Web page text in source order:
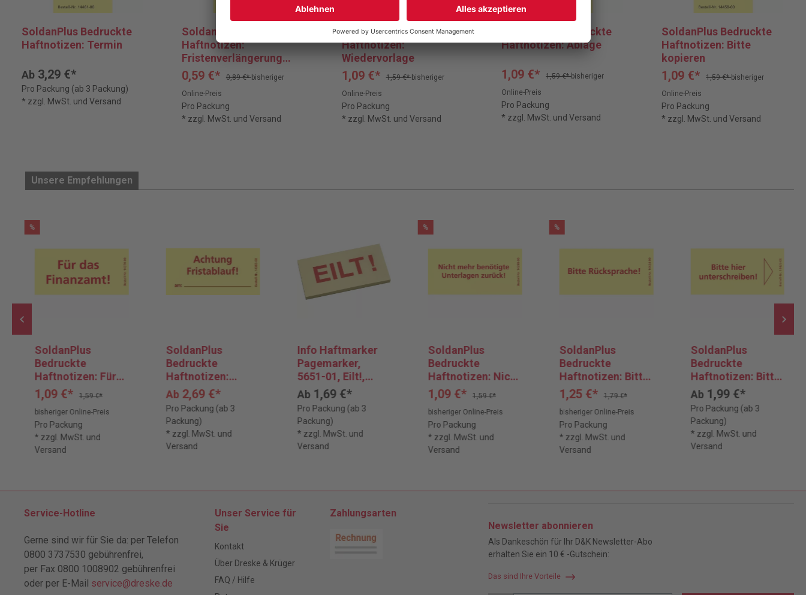
SoldanPlus Bedruckte
Haftnotizen: Termin
Ab 3,29 €*
Pro Packung (ab 3 Packung)
* zzgl. MwSt. und Versand
SoldanPlus Bedruckte
Haftnotizen:
Fristenverlängerung
beantragen
0,59 €* 0,89 €*bisheriger
Online-Preis
Pro Packung
* zzgl. MwSt. und Versand
SoldanPlus Bedruckte
Haftnotizen:
Wiedervorlage
1,09 €* 1,59 €*bisheriger
Online-Preis
Pro Packung
* zzgl. MwSt. und Versand
SoldanPlus Bedruckte
Haftnotizen: Ablage
1,09 €* 1,59 €*bisheriger
Online-Preis
Pro Packung
* zzgl. MwSt. und Versand
SoldanPlus Bedruckte
Haftnotizen: Bitte
kopieren
1,09 €* 1,59 €*bisheriger
Online-Preis
Pro Packung
* zzgl. MwSt. und Versand
Unsere Empfehlungen
%
SoldanPlus
Bedruckte
Haftnotizen: Für
das Finanzamt!
1,09 €*
1,59 €*
bisheriger Online-Preis
Pro Packung
* zzgl. MwSt. und
Versand
SoldanPlus
Bedruckte
Haftnotizen:
Achtung
Fristablauf
Ab 2,69 €*
Pro Packung (ab 3
Packung)
* zzgl. MwSt. und
Versand
Info Haftmarker
Pagemarker,
5651-01, Eilt!,
Papier,
beschriftbar, 3 x
50 Streifen, gelb
Ab 1,69 €*
Pro Packung (ab 3
Packung)
* zzgl. MwSt. und
Versand
%
SoldanPlus
Bedruckte
Haftnotizen: Nicht
mehr benötigte
Unterlagen
zurück!
1,09 €*
1,59 €*
bisheriger Online-Preis
Pro Packung
* zzgl. MwSt. und
Versand
%
SoldanPlus
Bedruckte
Haftnotizen: Bitte
Rücksprache!
1,25 €*
1,79 €*
bisheriger Online-Preis
Pro Packung
* zzgl. MwSt. und
Versand
SoldanPlus
Bedruckte
Haftnotizen: Bitte
hier
unterschreiben!
Ab 1,99 €*
Pro Packung (ab 3
Packung)
* zzgl. MwSt. und
Versand
Service-Hotline
Gerne sind wir für Sie da: per Telefon
0800 3737530 gebührenfrei,
per Fax 0800 1008902 gebührenfrei
oder per E-Mail service@dreske.de
Unser Service für
Sie
Kontakt
Über Dreske & Krüger
FAQ / Hilfe
Zahlungsarten
Newsletter abonnieren
Als Dankeschön für Ihr D&K Newsletter-Abo
erhalten Sie ein 10 € -Gutschein:
Das sind Ihre Vorteile